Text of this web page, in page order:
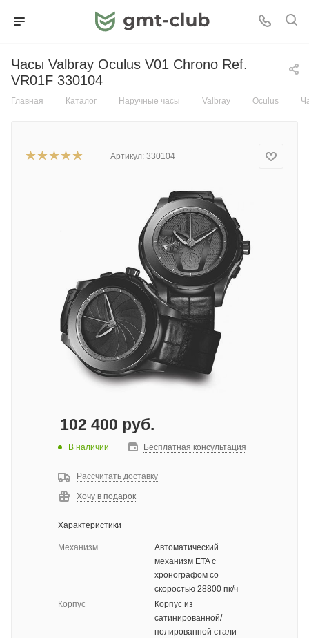
Часы Valbray Oculus V01 Chrono Ref.
VR01F 330104
Главная — Каталог — Наручные часы — Valbray — Oculus —
Артикул: 330104
102 400 руб.
В наличии Бесплатная консультация
Рассчитать доставку
Хочу в подарок
Характеристики
Механизм
Автоматический
механизм ETA с
хронографом со
скоростью 28800 пк/ч
Корпус
Корпус из
сатинированной/
полированной стали